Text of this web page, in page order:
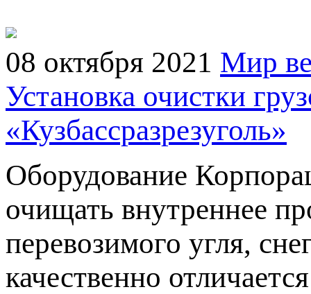
08 октября 2021 Мир
Установка очистки
«Кузбассразрезуголь»
Оборудование
очищать внутреннее
перевозимого угля,
качественно